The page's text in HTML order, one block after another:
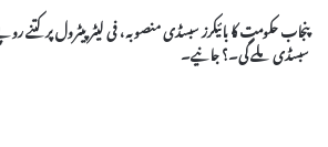
پنجاب حکومت کا بائیکرز سبسڈی منصوبہ، فی لیٹر پیٹرول پر کتنے
سبسڈی ملے گی۔؟ جانیے۔